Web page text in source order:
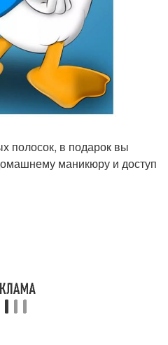
полосок, в подарок вы
маникюру и доступ